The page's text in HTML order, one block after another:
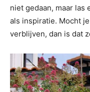
niet gedaan, maar las
als inspiratie. Mocht
verblijven, dan is dat